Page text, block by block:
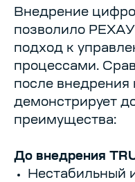
Внедрение
позволило
подход к
процессами.
после внедрения
демонстрирует
преимущества:
До внедрения
Нестабильный